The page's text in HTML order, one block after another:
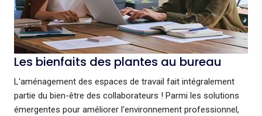
Les bienfaits des plantes au bureau
L'aménagement des espaces de travail fait intégralement
partie du bien-être des collaborateurs ! Parmi les solutions
émergentes pour améliorer l'environnement professionnel,